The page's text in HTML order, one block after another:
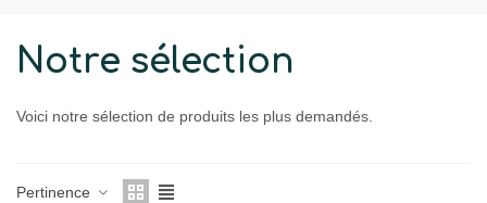
Notre sélection
Voici notre sélection de produits les plus demandés.
Pertinence